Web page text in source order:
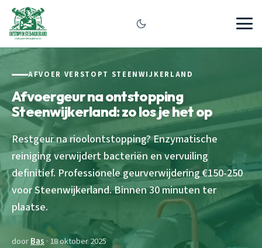
AFVOER VERSTOPT STEENWIJKERLAND
Afvoergeur na ontstopping
Steenwijkerland: zo los je het op
Restgeur na rioolontstopping? Enzymatische
reiniging verwijdert bacteriën en vervuiling
definitief. Professionele geurverwijdering €150-250
voor Steenwijkerland. Binnen 30 minuten ter
plaatse.
doorBas · 18 oktober 2025